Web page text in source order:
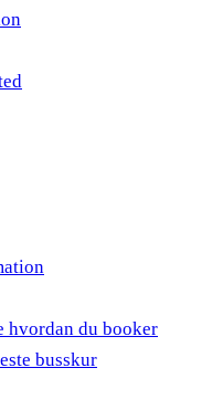
hvordan du booker
busskur